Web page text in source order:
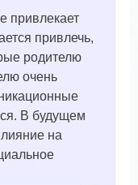
привлекает
привлечь,
родителю
очень
В будущем
на